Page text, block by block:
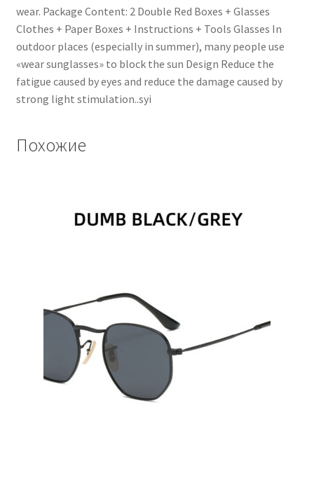
wear. Package Content: 2 Double Red Boxes + Glasses
Clothes + Paper Boxes + Instructions + Tools Glasses In
outdoor places (especially in summer), many people use
«wear sunglasses» to block the sun Design Reduce the
fatigue caused by eyes and reduce the damage caused by
strong light stimulation..syi
Похожие